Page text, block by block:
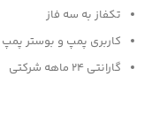
تکفاز به سه فاز
کاربری پمپ و بوستر پمپ
گارانتی 24 ماهه شرکتی